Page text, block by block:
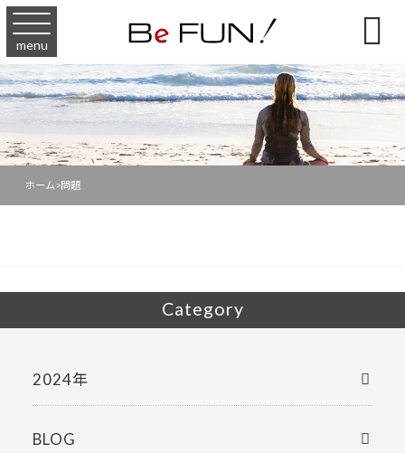
menu 
ホーム >問題
Category
2024年
BLOG